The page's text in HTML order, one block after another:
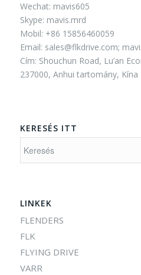
Wechat: mavis605
Skype: mavis.mrd
Mobil: +86 15856460059
Email: sales@flkdrive.com;
Cím: Shouchun Road, Lu’an
237000, Anhui tartomány, Kína
KERESÉS ITT
LINKEK
FLENDERS
FLK
FLYING DRIVE
VARR